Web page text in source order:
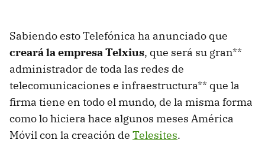
Sabiendo esto Telefónica ha anunciado que
creará la empresa Telxius, que será su gran**
administrador de toda las redes de
telecomunicaciones e infraestructura** que la
firma tiene en todo el mundo, de la misma forma
como lo hiciera hace algunos meses América
Móvil con la creación de Telesites.